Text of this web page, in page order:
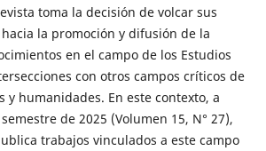
toma la decisión de volcar sus
la promoción y difusión de la
en el campo de los Estudios
con otros campos críticos de
y humanidades. En este contexto, a
de 2025 (Volumen 15, N° 27),
trabajos vinculados a este campo